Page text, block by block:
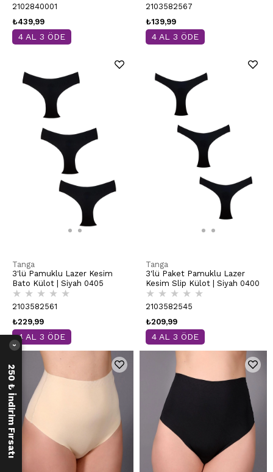
2102840001
₺439,99
4 AL 3 ÖDE
2103582567
₺139,99
4 AL 3 ÖDE
Tanga
3'lü Pamuklu Lazer Kesim
Bato Külot | Siyah 0405
★ ★ ★ ★ ★
2103582561
₺229,99
4 AL 3 ÖDE
Tanga
3'lü Paket Pamuklu Lazer
Kesim Slip Külot | Siyah 0400
★ ★ ★ ★ ★
2103582545
₺209,99
4 AL 3 ÖDE
250 ₺ İndirim Fırsatı
›